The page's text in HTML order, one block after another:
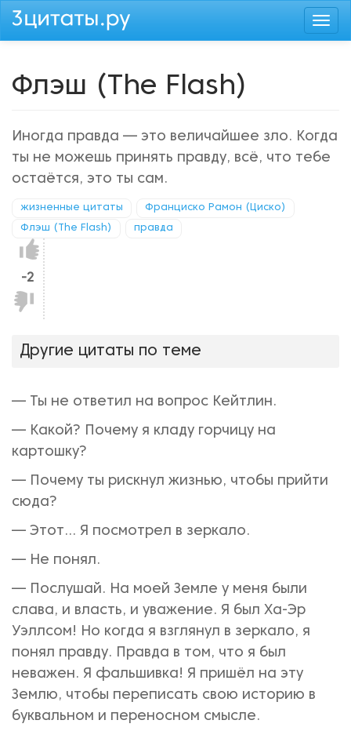
Перейти
Флэш (The Flash)
Иногда правда — это величайшее зло. Когда
ты не можешь принять правду, всё, что тебе
остаётся, это ты сам.
жизненные цитаты Франциско Рамон (Циско)
Флэш (The Flash) правда
Нравится!
-2
Не
нравится!
Другие цитаты по теме
— Ты не ответил на вопрос Кейтлин.
— Какой? Почему я кладу горчицу на
картошку?
— Почему ты рискнул жизнью, чтобы прийти
сюда?
— Этот... Я посмотрел в зеркало.
— Не понял.
— Послушай. На моей Земле у меня были
слава, и власть, и уважение. Я был Ха-Эр
Уэллсом! Но когда я взглянул в зеркало, я
понял правду. Правда в том, что я был
неважен. Я фальшивка! Я пришёл на эту
Землю, чтобы переписать свою историю в
буквальном и переносном смысле.